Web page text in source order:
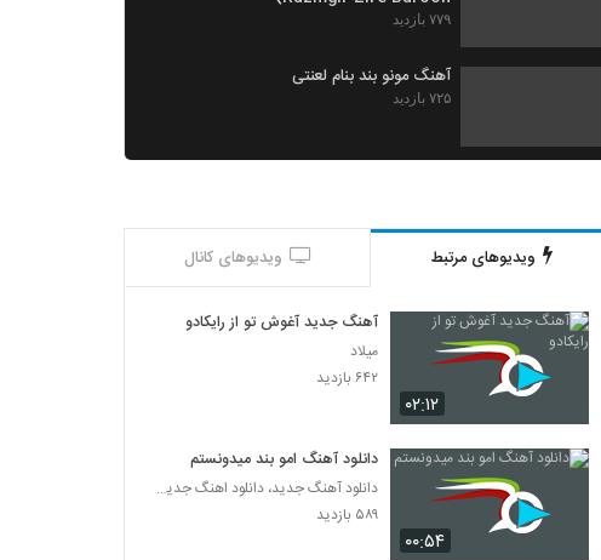
۷۷۹ بازدید
آهنگ مونو بند بنام لعنتی
۷۲۵ بازدید
موزیک زیبای حیف این عشق از هادی رضایی
آهنگ ماه خجالتی از سینا سرلک(سنتی)
۷۸۱ بازدید
دانلود آهنگ جدید و زیبای محراستی با نام حس
آروم
ویدیوهای مرتبط ویدیوهای کانال
۰۲:۱۲
آهنگ جدید آغوش تو از رایکادو
میلاد
۶۴۲ بازدید
۰۰:۵۴
دانلود آهنگ امو بند میدونستم
دانلود آهنگ جدید، دانلود اهنگ جدید ایرانی
۵۸۹ بازدید